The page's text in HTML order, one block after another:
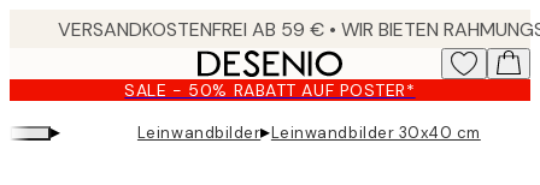
content.
SALE - 50% RABATT AUF POSTER*
▸ Leinwandbilder▸Leinwandbilder 30x40 cm